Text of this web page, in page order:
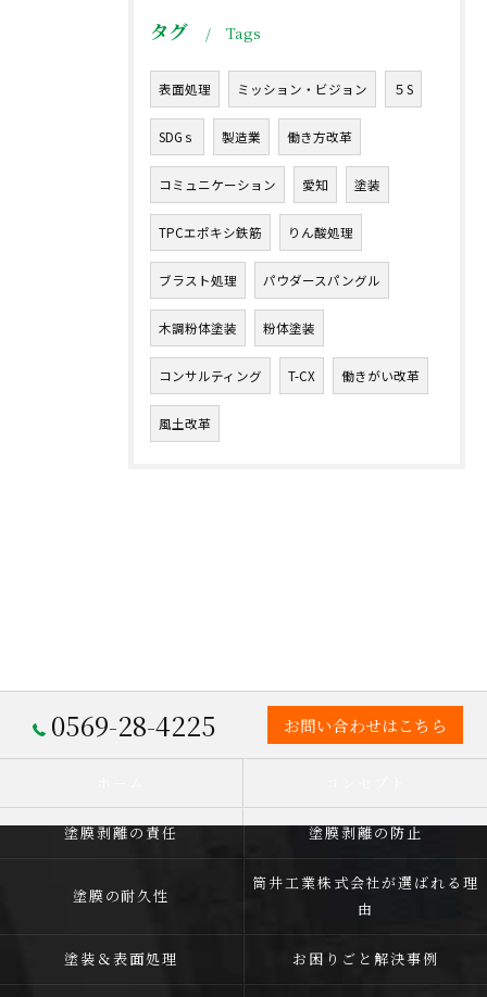
タグ Tags
表面処理 ミッション・ビジョン ５S
SDGｓ 製造業 働き方改革
コミュニケーション 愛知 塗装
TPCエポキシ鉄筋 りん酸処理
ブラスト処理 パウダースパングル
木調粉体塗装 粉体塗装
コンサルティング T-CX 働きがい改革
風土改革
0569-28-4225 お問い合わせはこちら
塗膜剥離の責任 塗膜剥離の防止
塗膜の耐久性
筒井工業株式会社が選ばれる理
由
塗装＆表面処理 お困りごと解決事例